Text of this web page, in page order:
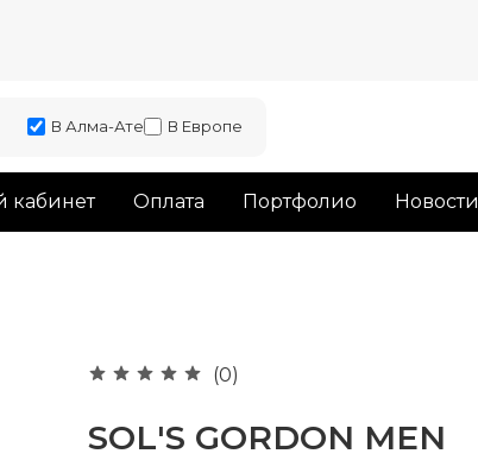
В Алма-Ате В Европе
кабинет Оплата Портфолио Новости
(0)
SOL'S GORDON MEN